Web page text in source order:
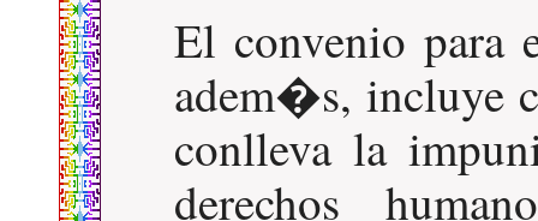
El convenio para
adem�s, incluye
conlleva la
derechos